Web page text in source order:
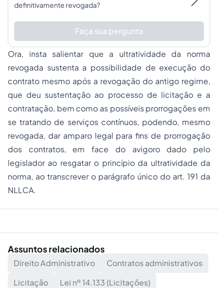
definitivamente revogada?
Faça sua pergunta
Ora, insta salientar que a ultratividade da norma
revogada sustenta a possibilidade de execução do
contrato mesmo após a revogação do antigo regime,
que deu sustentação ao processo de licitação e a
contratação, bem como as possíveis prorrogações em
se tratando de serviços contínuos, podendo, mesmo
revogada, dar amparo legal para fins de prorrogação
dos contratos, em face do avigoro dado pelo
legislador ao resgatar o princípio da ultratividade da
norma, ao transcrever o parágrafo único do art. 191 da
NLLCA.
Assuntos relacionados
Direito Administrativo
Contratos administrativos
Licitação
Lei nº 14.133 (Licitações)